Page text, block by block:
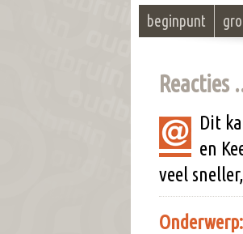
beginpunt
Reacties
Dit
en
veel